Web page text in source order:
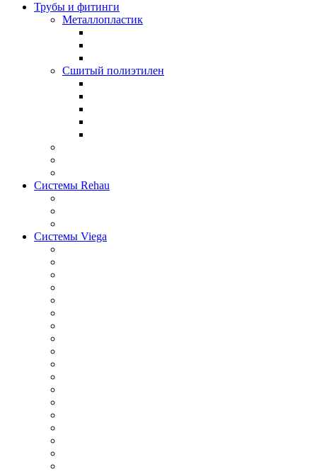
Трубы и фитинги
Металлопластик
Сшитый полиэтилен
Системы Rehau
Системы Viega